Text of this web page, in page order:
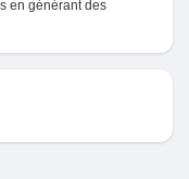
en générant des